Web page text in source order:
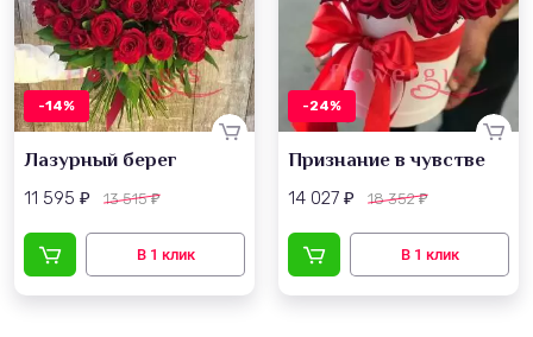
-14%
Лазурный берег
11 595 ₽ 13 515₽
-24%
Признание в чувстве
14 027 ₽ 18 352₽